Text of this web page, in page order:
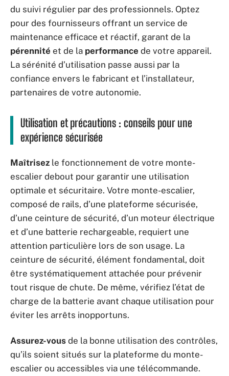
du suivi régulier par des professionnels. Optez
pour des fournisseurs offrant un service de
maintenance efficace et réactif, garant de la
pérennité et de la performance de votre appareil.
La sérénité d’utilisation passe aussi par la
confiance envers le fabricant et l’installateur,
partenaires de votre autonomie.
Utilisation et précautions : conseils pour une
expérience sécurisée
Maîtrisez le fonctionnement de votre monte-
escalier debout pour garantir une utilisation
optimale et sécuritaire. Votre monte-escalier,
composé de rails, d’une plateforme sécurisée,
d’une ceinture de sécurité, d’un moteur électrique
et d’une batterie rechargeable, requiert une
attention particulière lors de son usage. La
ceinture de sécurité, élément fondamental, doit
être systématiquement attachée pour prévenir
tout risque de chute. De même, vérifiez l’état de
charge de la batterie avant chaque utilisation pour
éviter les arrêts inopportuns.
Assurez-vous de la bonne utilisation des contrôles,
qu’ils soient situés sur la plateforme du monte-
escalier ou accessibles via une télécommande.